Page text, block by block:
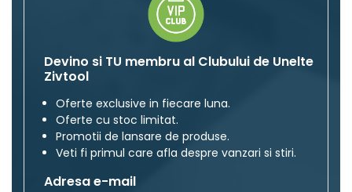
Devino si TU membru al Clubului de Unelte
Zivtool
Oferte exclusive in fiecare luna.
Oferte cu stoc limitat.
Promotii de lansare de produse.
Veti fi primul care afla despre vanzari si stiri.
Adresa e-mail